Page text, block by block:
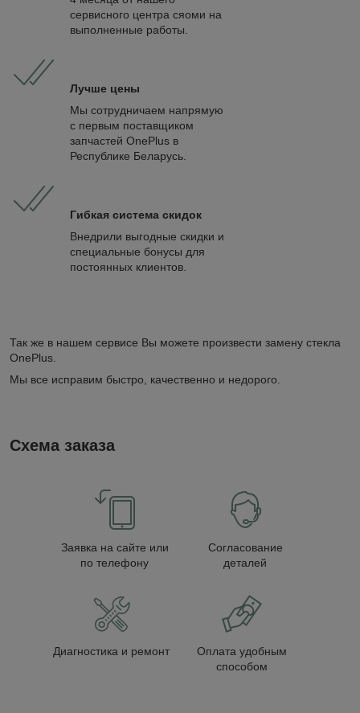
сервисного центра сяоми на
выполненные работы.
Лучше цены
Мы сотрудничаем напрямую
с первым поставщиком
запчастей OnePlus в
Республике Беларусь.
Гибкая система скидок
Внедрили выгодные скидки и
специальные бонусы для
постоянных клиентов.
Так же в нашем сервисе Вы можете произвести замену стекла
OnePlus.
Мы все исправим быстро, качественно и недорого.
Схема заказа
Заявка на сайте или
по телефону
Согласование
деталей
Диагностика и ремонт
Оплата удобным
способом